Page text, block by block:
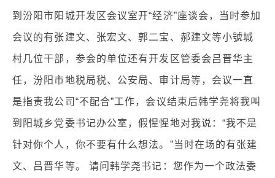
到汾阳市阳城开发区会议室开“经济”座谈会，当时参加
会议的有张建文、张宏文、郭二宝、郝建文等小號城
村几位干部，参会的单位还有开发区管委会吕晋华主
任，汾阳市地税局税、公安局、审计局等，会议一直
是指责我公司“不配合”工作，会议结束后韩学尧将我叫
到阳城乡党委书记办公室，假惺惺地对我说：“我不是
针对你个人，你不要有什么想法。”当时在场的有张建
文、吕晋华等。 请问韩学尧书记：您作为一个政法委